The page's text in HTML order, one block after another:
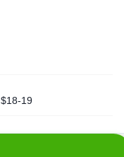
$18-19